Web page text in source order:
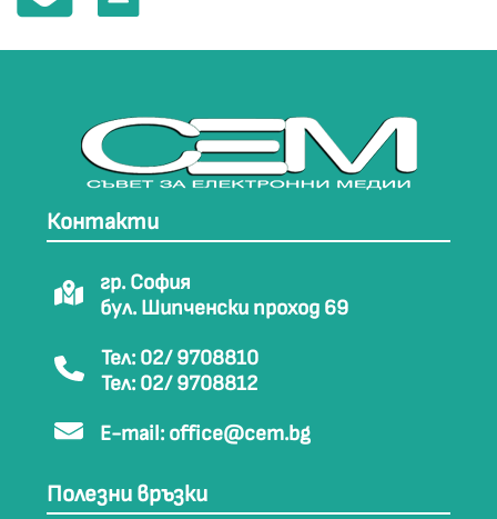
Контакти
гр. София
бул. Шипченски проход 69
Тел: 02/ 9708810
Тел: 02/ 9708812
E-mail: office@cem.bg
Полезни връзки